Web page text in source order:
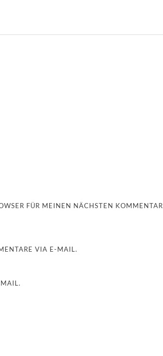
FÜR MEINEN NÄCHSTEN KOMMENTAR
VIA E-MAIL.